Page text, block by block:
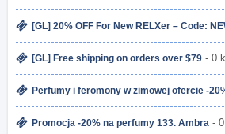
[GL] 20% OFF For New RELXer – Code:
[GL] Free shipping on orders over $79 - 0
Perfumy i feromony w zimowej ofercie -
Promocja -20% na perfumy 133. Ambra -